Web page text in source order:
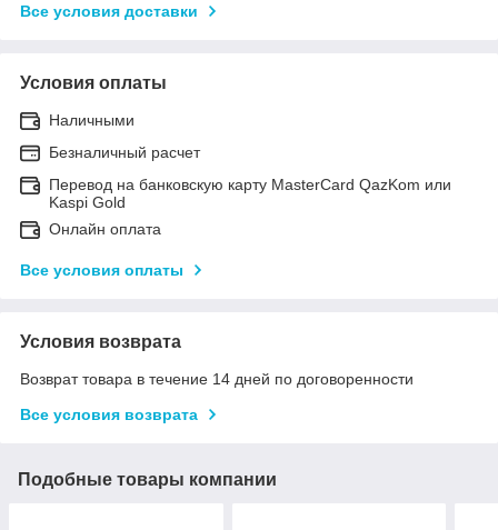
Все условия доставки
Условия оплаты
Наличными
Безналичный расчет
Перевод на банковскую карту MasterCard QazKom или
Kaspi Gold
Онлайн оплата
Все условия оплаты
Условия возврата
Возврат товара в течение 14 дней по договоренности
Все условия возврата
Подобные товары компании